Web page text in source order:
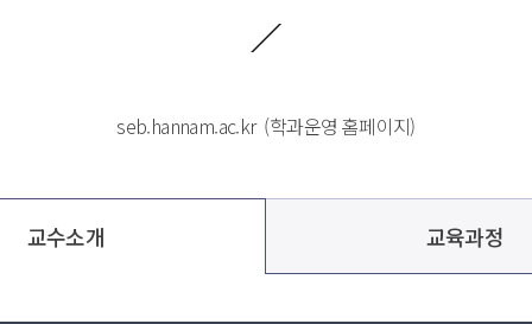
seb.hannam.ac.kr (학과운영 홈페이지)
교수소개 교육과정